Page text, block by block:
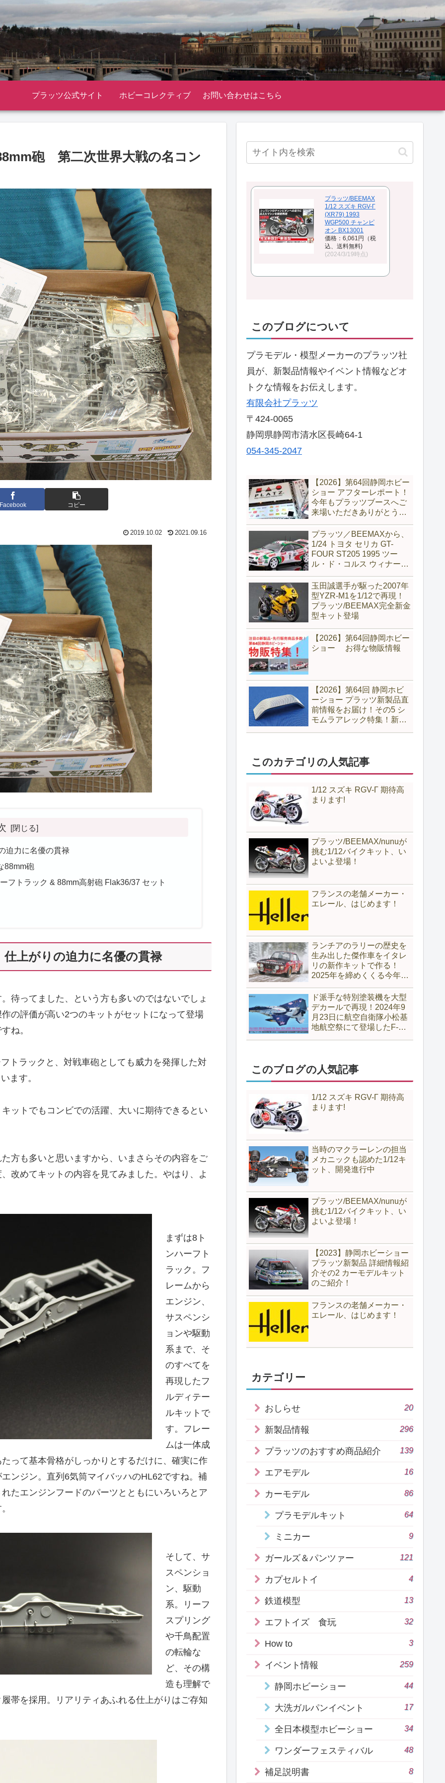
プラッツ公式サイト ホビーコレクティブ お問い合わせはこちら
砲 第二次世界大戦の名コン
Facebook コピー
2019.10.02 2021.09.16
迫力に名優の貫禄
88mm砲
フトラック & 88mm高射砲 Flak36/37 セット
上がりの迫力に名優の貫禄
待ってました、という方も多いのではないでしょ
の評価が高い2つのキットがセットになって登場
ね。
トラックと、対戦車砲としても威力を発揮した対
ます。
ットでもコンビでの活躍、大いに期待できるとい
方も多いと思いますから、いまさらその内容をご
改めてキットの内容を見てみました。やはり、よ
まずは8ト
ンハーフト
ラック。フ
レームから
エンジン、
サスペンシ
ョンや駆動
系まで、そ
のすべてを
再現したフ
ルディテー
ルキットで
す。フレー
ムは一体成
って基本骨格がしっかりとするだけに、確実に作
ンジン。直列6気筒マイバッハのHL62ですね。補
たエンジンフードのパーツとともにいろいろとア
そして、サ
スペンショ
ン、駆動
系。リーフ
スプリング
や千鳥配置
の転輪な
ど、その構
造も理解で
帯を採用。リアリティあふれる仕上がりはご存知
プラッツ/BEEMAX
1/12 スズキ RGV-Γ
(XR79) 1993
WGP500 チャンピ
オン BX13001
価格：6,061円（税
込、送料無料)
(2024/3/19時点)
このブログについて
プラモデル・模型メーカーのプラッツ社
員が、新製品情報やイベント情報などオ
トクな情報をお伝えします。
有限会社プラッツ
〒424-0065
静岡県静岡市清水区長崎64-1
054-345-2047
【2026】第64回静岡ホビー
ショー アフターレポート！
今年もプラッツブースへご
来場いただきありがとうご
プラッツ／BEEMAXから、
1/24 トヨタ セリカ GT-
FOUR ST205 1995 ツー
ル・ド・コルス ウィナーが
玉田誠選手が駆った2007年
型YZR-M1を1/12で再現！
プラッツ/BEEMAX完全新金
型キット登場
【2026】第64回静岡ホビー
ショー お得な物販情報
【2026】第64回 静岡ホビ
ーショー プラッツ新製品直
前情報をお届け！その5 シ
モムラアレック特集！新製
このカテゴリの人気記事
1/12 スズキ RGV-Γ 期待高
まります!
プラッツ/BEEMAX/nunuが
挑む1/12バイクキット、い
よいよ登場！
フランスの老舗メーカー・
エレール、はじめます！
ランチアのラリーの歴史を
生み出した傑作車をイタレ
リの新作キットで作る！
2025年を締めくくる今年最
１）
ド派手な特別塗装機を大型
デカールで再現！2024年9
月23日に航空自衛隊小松基
地航空祭にて登場したF-
このブログの人気記事
1/12 スズキ RGV-Γ 期待高
まります!
当時のマクラーレンの担当
メカニックも認めた1/12キ
ット、開発進行中
プラッツ/BEEMAX/nunuが
挑む1/12バイクキット、い
よいよ登場！
【2023】静岡ホビーショー
プラッツ新製品 詳細情報紹
介その2 カーモデルキット
のご紹介！
フランスの老舗メーカー・
エレール、はじめます！
カテゴリー
おしらせ 20
新製品情報 296
プラッツのおすすめ商品紹介 139
エアモデル 16
カーモデル 86
プラモデルキット 64
ミニカー 9
ガールズ＆パンツァー 121
カプセルトイ 4
鉄道模型 13
エフトイズ 食玩 32
How to 3
イベント情報 259
静岡ホビーショー 44
大洗ガルパンイベント 17
全日本模型ホビーショー 34
ワンダーフェスティバル 48
補足説明書 8